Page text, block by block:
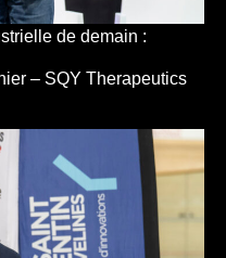
de demain :
– SQY Therapeutics